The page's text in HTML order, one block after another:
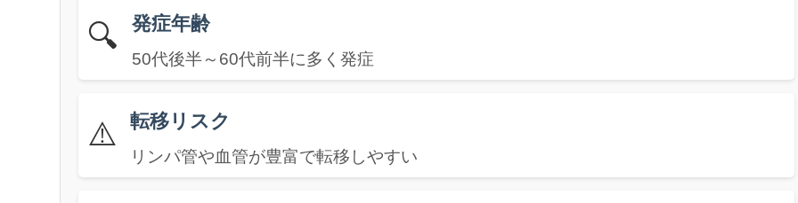
🔍 発症年齢
50代後半～60代前半に多く発症
⚠️ 転移リスク
リンパ管や血管が豊富で転移しやすい